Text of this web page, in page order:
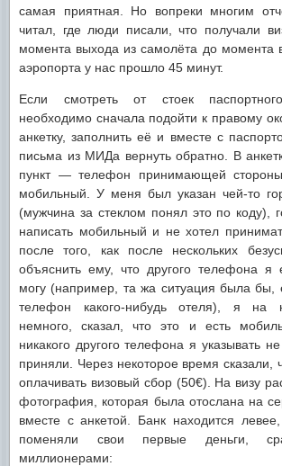
самая приятная. Но вопреки многим
читал, где люди писали, что получали
момента выхода из самолёта до момента
аэропорта у нас прошло 45 минут.
Если смотреть от стоек
необходимо сначала подойти к правому
анкетку, заполнить её и вместе с
письма из МИДа вернуть обратно. В
пункт — телефон принимающей
мобильный. У меня был указан чей-то
(мужчина за стеклом понял это по коду),
написать мобильный и не хотел
после того, как после нескольких
объяснить ему, что другого телефона я
могу (например, та жа ситуация была бы,
телефон какого-нибудь отеля), я на
немного, сказал, что это и есть
никакого другого телефона я указывать
приняли. Через некоторое время сказали,
оплачивать визовый сбор (50€). На визу
фотография, которая была отослана на
вместе с анкетой. Банк находится
поменяли свои первые деньги,
миллионерами: